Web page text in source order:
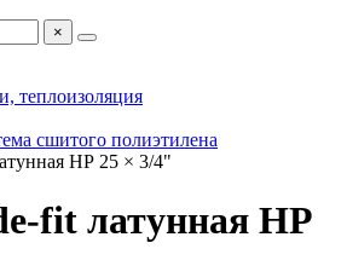
×
теплоизоляция
сшитого полиэтилена
НР 25 × 3/4"
fit латунная НР